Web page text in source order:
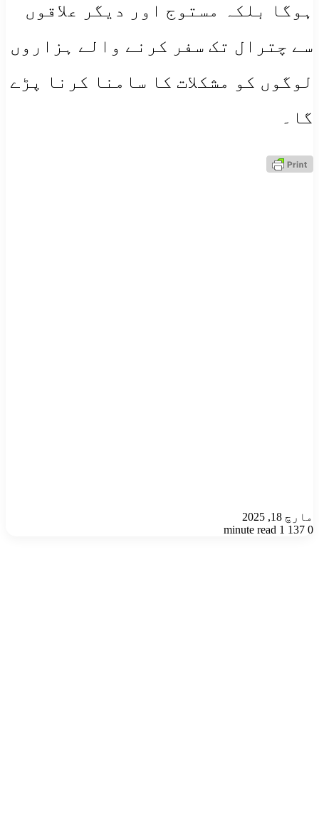
ہوگا بلکہ مستوج اور دیگر علاقوں
سے چترال تک سفر کرنے والے ہزاروں
لوگوں کو مشکلات کا سامنا کرنا پڑے
گا۔
مارچ 18, 2025
0
1 minute read